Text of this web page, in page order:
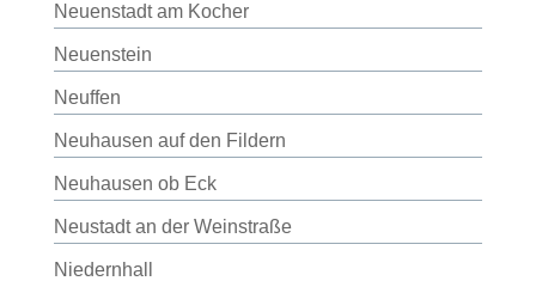
Neuenstadt am Kocher
Neuenstein
Neuffen
Neuhausen auf den Fildern
Neuhausen ob Eck
Neustadt an der Weinstraße
Niedernhall